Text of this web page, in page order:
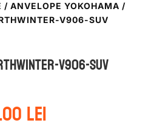
/ ANVELOPE YOKOHAMA /
V906-SUV
V906-SUV
leiPrețul